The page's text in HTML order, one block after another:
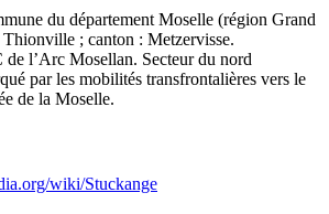
du département Moselle (région Grand
; canton : Metzervisse.
l’Arc Mosellan. Secteur du nord
par les mobilités transfrontalières vers le
de la Moselle.
wiki/Stuckange